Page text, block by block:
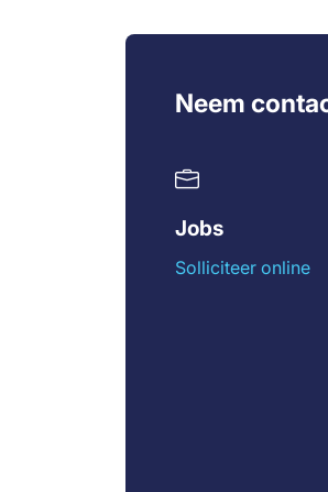
Neem
Jobs
Solliciteer online